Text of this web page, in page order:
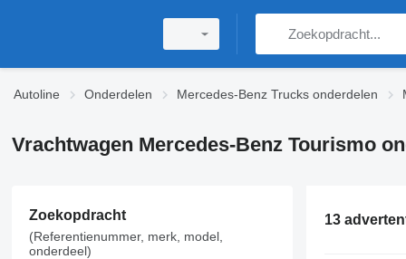
Autoline Onderdelen Mercedes-Benz Trucks onderdelen
Vrachtwagen Mercedes-Benz Tourismo
Zoekopdracht
(Referentienummer, merk, model,
onderdeel)
13